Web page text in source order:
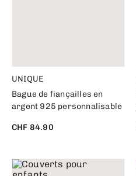
UNIQUE
Bague de fiançailles en
argent 925 personnalisable
CHF 84.90